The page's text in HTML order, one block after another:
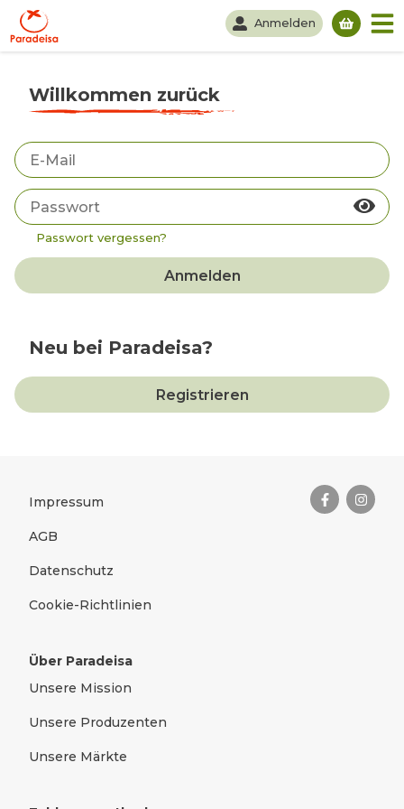
Anmelden
Willkommen zurück
Passwort vergessen?
Anmelden
Neu bei Paradeisa?
Registrieren
Rechtliches
Impressum
AGB
Datenschutz
Cookie-Richtlinien
Über Paradeisa
Unsere Mission
Unsere Produzenten
Unsere Märkte